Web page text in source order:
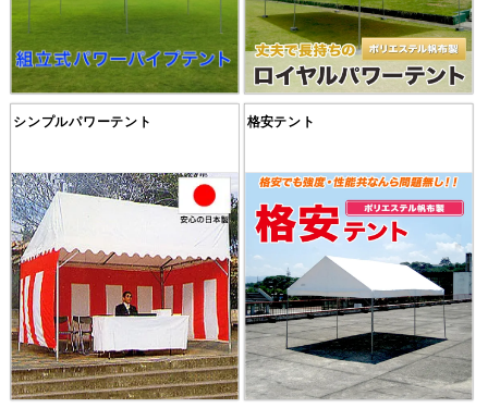
シンプルパワーテント 格安テント